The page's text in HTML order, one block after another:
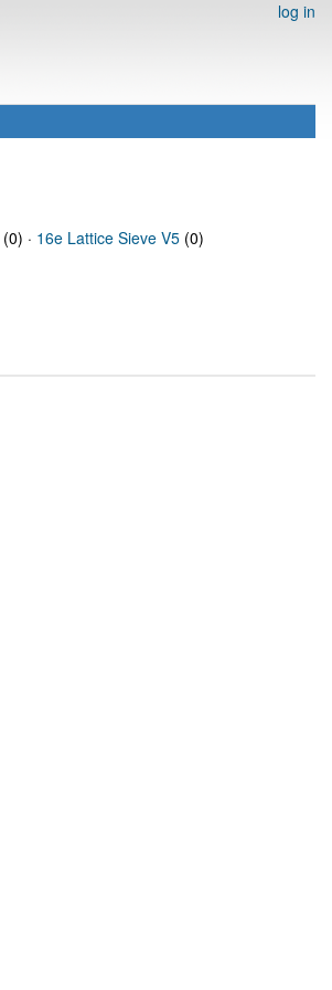
log in
(0) · 16e Lattice Sieve V5 (0)